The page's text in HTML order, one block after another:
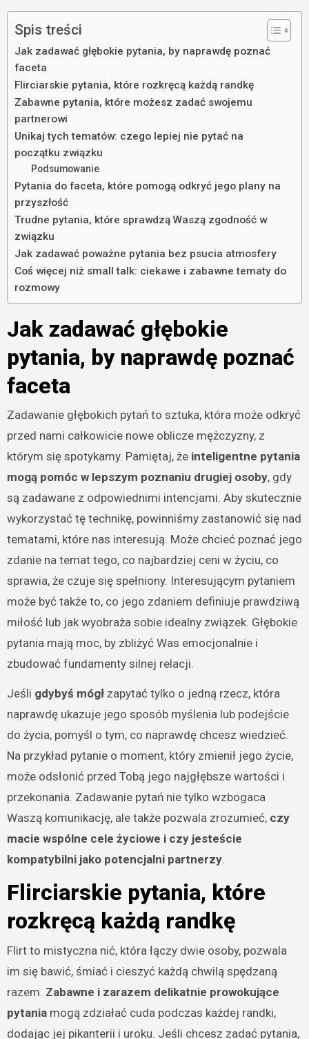
Spis treści
Jak zadawać głębokie pytania, by naprawdę poznać
faceta
Flirciarskie pytania, które rozkręcą każdą randkę
Zabawne pytania, które możesz zadać swojemu
partnerowi
Unikaj tych tematów: czego lepiej nie pytać na
początku związku
Podsumowanie
Pytania do faceta, które pomogą odkryć jego plany na
przyszłość
Trudne pytania, które sprawdzą Waszą zgodność w
związku
Jak zadawać poważne pytania bez psucia atmosfery
Coś więcej niż small talk: ciekawe i zabawne tematy do
rozmowy
Jak zadawać głębokie
pytania, by naprawdę poznać
faceta
Zadawanie głębokich pytań to sztuka, która może odkryć
przed nami całkowicie nowe oblicze mężczyzny, z
którym się spotykamy. Pamiętaj, że inteligentne pytania
mogą pomóc w lepszym poznaniu drugiej osoby, gdy
są zadawane z odpowiednimi intencjami. Aby skutecznie
wykorzystać tę technikę, powinniśmy zastanowić się nad
tematami, które nas interesują. Może chcieć poznać jego
zdanie na temat tego, co najbardziej ceni w życiu, co
sprawia, że czuje się spełniony. Interesującym pytaniem
może być także to, co jego zdaniem definiuje prawdziwą
miłość lub jak wyobraża sobie idealny związek. Głębokie
pytania mają moc, by zbliżyć Was emocjonalnie i
zbudować fundamenty silnej relacji.
Jeśli gdybyś mógłzapytać tylko o jedną rzecz, która
naprawdę ukazuje jego sposób myślenia lub podejście
do życia, pomyśl o tym, co naprawdę chcesz wiedzieć.
Na przykład pytanie o moment, który zmienił jego życie,
może odsłonić przed Tobą jego najgłębsze wartości i
przekonania. Zadawanie pytań nie tylko wzbogaca
Waszą komunikację, ale także pozwala zrozumieć, czy
macie wspólne cele życiowe i czy jesteście
kompatybilni jako potencjalni partnerzy.
Flirciarskie pytania, które
rozkręcą każdą randkę
Flirt to mistyczna nić, która łączy dwie osoby, pozwala
im się bawić, śmiać i cieszyć każdą chwilą spędzaną
razem. Zabawne i zarazem delikatnie prowokujące
pytaniamogą zdziałać cuda podczas każdej randki,
dodając jej pikanterii i uroku. Jeśli chcesz zadać pytania,